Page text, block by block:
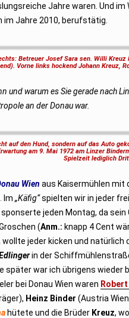
Jahre waren. Und im
im Jahre 2010, berufstätig.
Betreuer Josef Sara sen. Willi
Vorne links hockend Johann Kreuz,
und warum es Sie gerade nach
an der Donau war.
auf den Hund, sondern auf das Auto
am 9. Mai 1972 am Linzer
Spielzeit lediglich
Wien aus Kaisermühlen mit
Im„Käfig“spielten wir in jeder
jeden Montag, da
(Anm.: knapp 4 Cent
jeder kicken und
in der
war ich übrigens wieder
bei Donau Wien waren Robert
Heinz Binder (Austria
hütete und die Brüder Kreuz,